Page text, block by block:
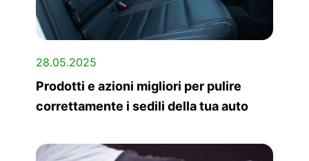
28.05.2025
Prodotti e azioni migliori per pulire
correttamente i sedili della tua auto